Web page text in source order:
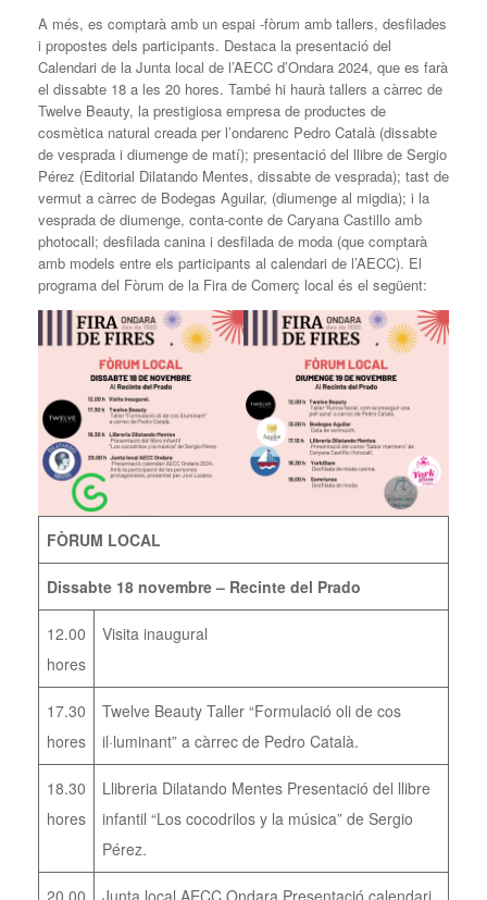
A més, es comptarà amb un espai -fòrum amb tallers, desfilades
i propostes dels participants. Destaca la presentació del
Calendari de la Junta local de l’AECC d’Ondara 2024, que es farà
el dissabte 18 a les 20 hores. També hi haurà tallers a càrrec de
Twelve Beauty, la prestigiosa empresa de productes de
cosmètica natural creada per l’ondarenc Pedro Català (dissabte
de vesprada i diumenge de matí); presentació del llibre de Sergio
Pérez (Editorial Dilatando Mentes, dissabte de vesprada); tast de
vermut a càrrec de Bodegas Aguilar, (diumenge al migdia); i la
vesprada de diumenge, conta-conte de Caryana Castillo amb
photocall; desfilada canina i desfilada de moda (que comptarà
amb models entre els participants al calendari de l’AECC). El
programa del Fòrum de la Fira de Comerç local és el següent:
FÒRUM LOCAL
Dissabte 18 novembre – Recinte del Prado
12.00
hores
Visita inaugural
17.30
hores
Twelve Beauty Taller “Formulació oli de cos
il·luminant” a càrrec de Pedro Català.
18.30
hores
Llibreria Dilatando Mentes Presentació del llibre
infantil “Los cocodrilos y la música” de Sergio
Pérez.